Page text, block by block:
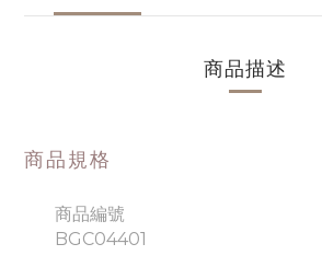
商品描述
商品規格
商品編號
BGC04401